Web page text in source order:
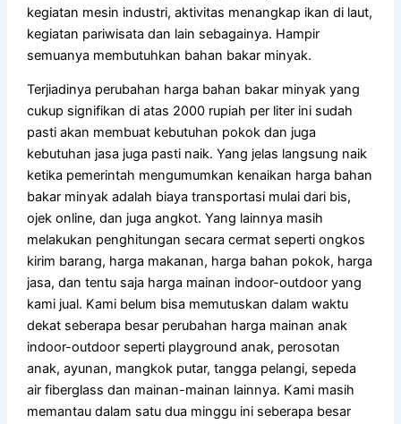
kegiatan mesin industri, aktivitas menangkap ikan di laut,
kegiatan pariwisata dan lain sebagainya. Hampir
semuanya membutuhkan bahan bakar minyak.
Terjiadinya perubahan harga bahan bakar minyak yang
cukup signifikan di atas 2000 rupiah per liter ini sudah
pasti akan membuat kebutuhan pokok dan juga
kebutuhan jasa juga pasti naik. Yang jelas langsung naik
ketika pemerintah mengumumkan kenaikan harga bahan
bakar minyak adalah biaya transportasi mulai dari bis,
ojek online, dan juga angkot. Yang lainnya masih
melakukan penghitungan secara cermat seperti ongkos
kirim barang, harga makanan, harga bahan pokok, harga
jasa, dan tentu saja harga mainan indoor-outdoor yang
kami jual. Kami belum bisa memutuskan dalam waktu
dekat seberapa besar perubahan harga mainan anak
indoor-outdoor seperti playground anak, perosotan
anak, ayunan, mangkok putar, tangga pelangi, sepeda
air fiberglass dan mainan-mainan lainnya. Kami masih
memantau dalam satu dua minggu ini seberapa besar